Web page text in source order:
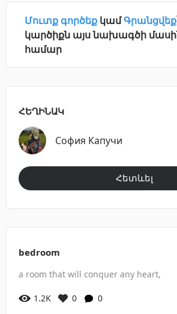
Մուտք գործեք կամԳրանցվեք
կարծիքն այս նախագծի
համար
ՀԵՂԻՆԱԿ
София Капучи
Հետևել
bedroom
a room that will conquer any heart,
1.2K 0 0